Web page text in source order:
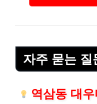
자주 묻는 질
역삼동 대